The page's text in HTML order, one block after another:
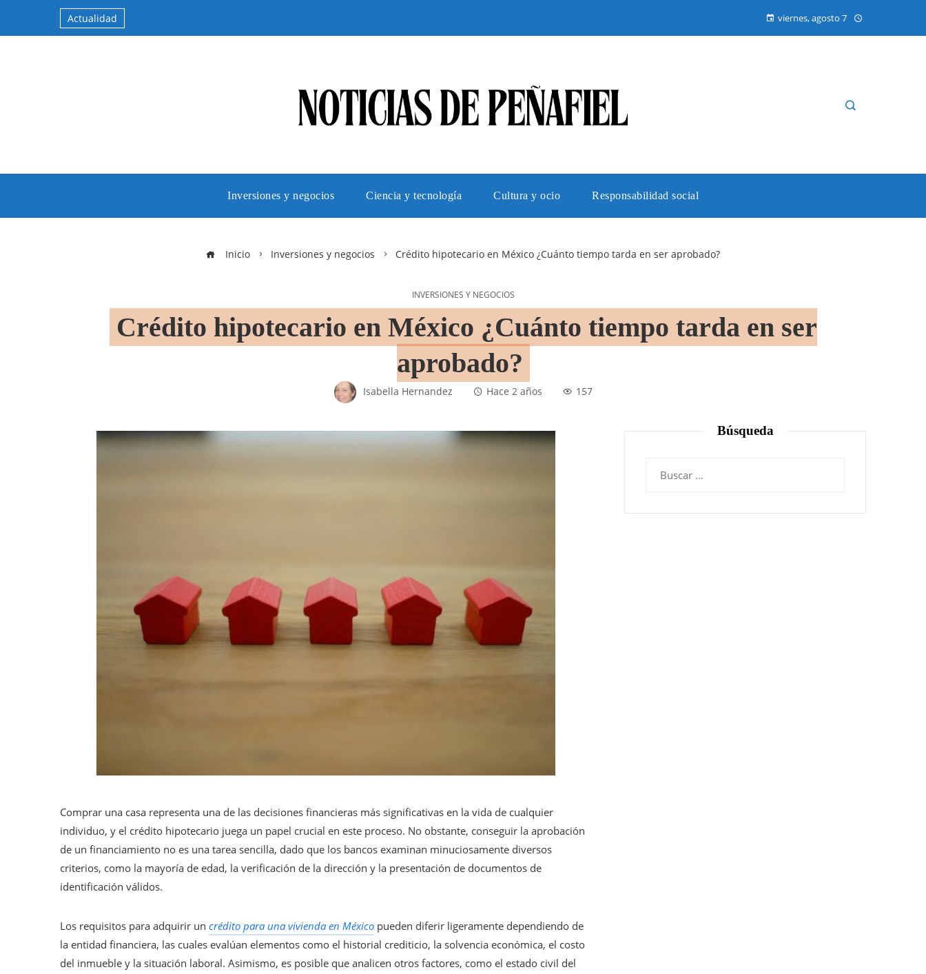
Actualidad viernes, agosto 7
Inversiones y negocios Ciencia y tecnología Cultura y ocio Responsabilidad social
Inicio Inversiones y negocios Crédito hipotecario en México ¿Cuánto tiempo tarda en ser aprobado?
INVERSIONES Y NEGOCIOS
Crédito hipotecario en México ¿Cuánto tiempo tarda en ser
aprobado?
Isabella Hernandez Hace 2 años 157
Comprar una casa representa una de las decisiones financieras más significativas en la vida de cualquier
individuo, y el crédito hipotecario juega un papel crucial en este proceso. No obstante, conseguir la aprobación
de un financiamiento no es una tarea sencilla, dado que los bancos examinan minuciosamente diversos
criterios, como la mayoría de edad, la verificación de la dirección y la presentación de documentos de
identificación válidos.
Los requisitos para adquirir un crédito para una vivienda en México pueden diferir ligeramente dependiendo de
la entidad financiera, las cuales evalúan elementos como el historial crediticio, la solvencia económica, el costo
del inmueble y la situación laboral. Asimismo, es posible que analicen otros factores, como el estado civil del
Búsqueda